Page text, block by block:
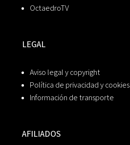
OctaedroTV
LEGAL
Aviso legal y copyright
Política de privacidad y cookies
Información de transporte
AFILIADOS